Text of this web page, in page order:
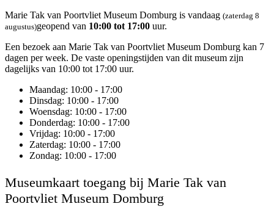
Marie Tak van Poortvliet Museum Domburg is vandaag (zaterdag 8
augustus)geopend van 10:00 tot 17:00 uur.
Een bezoek aan Marie Tak van Poortvliet Museum Domburg kan 7
dagen per week. De vaste openingstijden van dit museum zijn
dagelijks van 10:00 tot 17:00 uur.
Maandag: 10:00 - 17:00
Dinsdag: 10:00 - 17:00
Woensdag: 10:00 - 17:00
Donderdag: 10:00 - 17:00
Vrijdag: 10:00 - 17:00
Zaterdag: 10:00 - 17:00
Zondag: 10:00 - 17:00
Museumkaart toegang bij Marie Tak van
Poortvliet Museum Domburg